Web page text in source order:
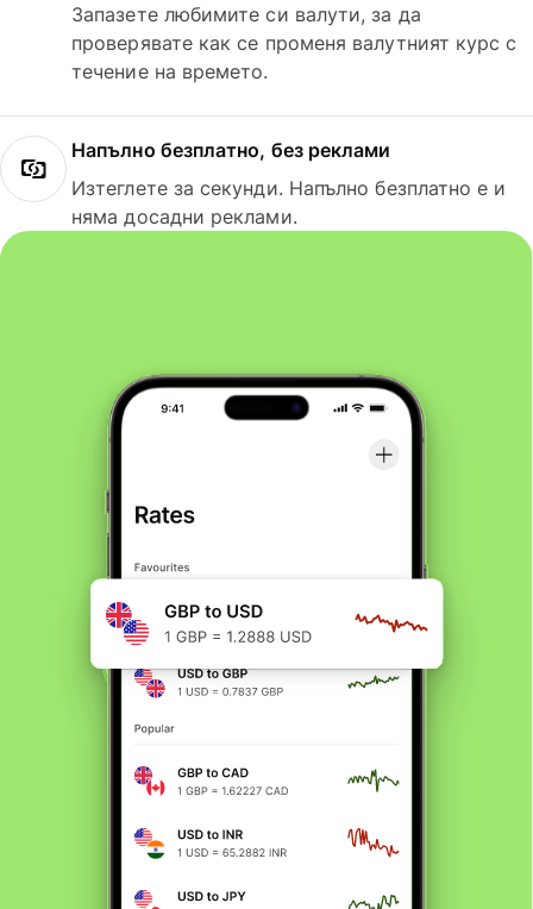
Запазете любимите си валути, за да
проверявате как се променя валутният курс с
течение на времето.
Напълно безплатно, без реклами
Изтеглете за секунди. Напълно безплатно е и
няма досадни реклами.